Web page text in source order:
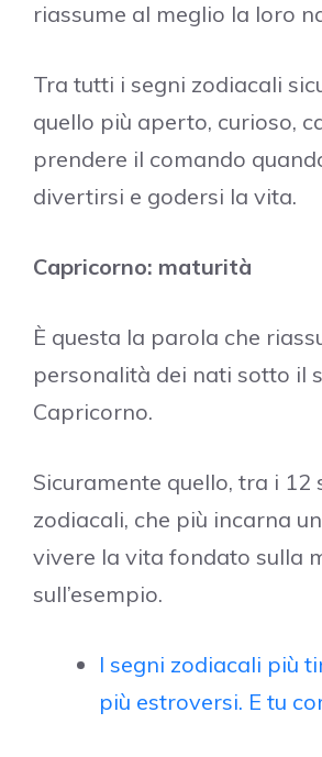
riassume al meglio la loro
Tra tutti i segni zodiacali
quello più aperto, curioso,
prendere il comando
divertirsi e godersi la vita.
Capricorno: maturità
È questa la parola che
personalità dei nati sotto il
Capricorno.
Sicuramente quello, tra i 12
zodiacali, che più incarna
vivere la vita fondato sulla
sull’esempio.
I segni zodiacali più
più estroversi. E tu